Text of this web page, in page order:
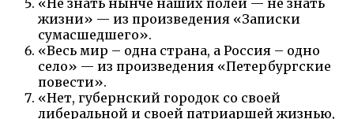
«Не знать нынче наших полей — не знать
жизни» — из произведения «Записки
сумасшедшего».
«Весь мир – одна страна, а Россия – одно
село» — из произведения «Петербургские
повести».
«Нет, губернский городок со своей
либеральной и своей патриаршей жизнью,